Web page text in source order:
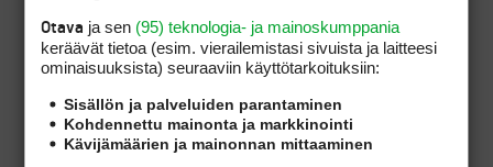
Mites se silloin menee. Sinä
laitat kuvat sinne ja minä
viittaan sitten sen
kauhukabinetin osoitteella,
jolloin se kuitenkin näkyy
Otava ja sen (95) teknologia- ja mainoskumppania
keräävät tietoa (esim. vierailemis­tasi sivuista ja laitteesi
ominaisuuk­sista) seuraaviin käyttötarkoituksiin:
Sisällön ja palveluiden parantaminen
Kohdennettu mainonta ja markkinointi
Kävijämäärien ja mainonnan mittaaminen